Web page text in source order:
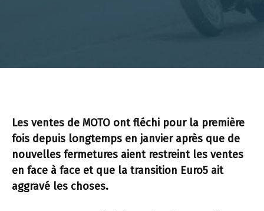
Les ventes de MOTO ont fléchi pour la première
fois depuis longtemps en janvier après que de
nouvelles fermetures aient restreint les ventes
en face à face et que la transition Euro5 ait
aggravé les choses.